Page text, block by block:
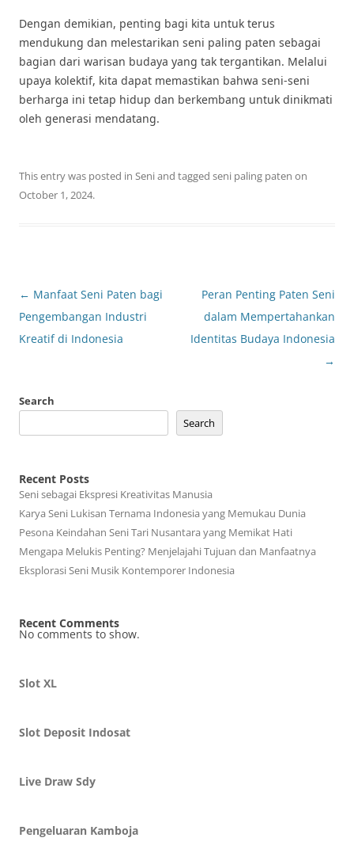
Dengan demikian, penting bagi kita untuk terus
mendukung dan melestarikan seni paling paten sebagai
bagian dari warisan budaya yang tak tergantikan. Melalui
upaya kolektif, kita dapat memastikan bahwa seni-seni
berharga ini tetap hidup dan berkembang untuk dinikmati
oleh generasi mendatang.
This entry was posted in Seniand tagged seni paling paten on
October 1, 2024.
Post
navigation
← Manfaat Seni Paten bagi
Pengembangan Industri
Kreatif di Indonesia
Peran Penting Paten Seni
dalam Mempertahankan
Identitas Budaya Indonesia
→
Search
Search
Recent Posts
Seni sebagai Ekspresi Kreativitas Manusia
Karya Seni Lukisan Ternama Indonesia yang Memukau Dunia
Pesona Keindahan Seni Tari Nusantara yang Memikat Hati
Mengapa Melukis Penting? Menjelajahi Tujuan dan Manfaatnya
Eksplorasi Seni Musik Kontemporer Indonesia
Recent Comments
No comments to show.
Slot XL
Slot Deposit Indosat
Live Draw Sdy
Pengeluaran Kamboja